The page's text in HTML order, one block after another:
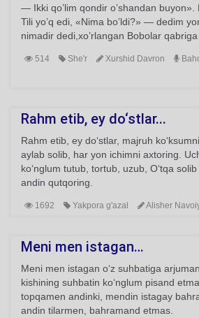
— Ikki qo’lim qondir o’shandan buyon».
Tili yo’q edi, «Nima bo’ldi?» — dedim
nimadir dedi,xo’rlangan Bobolar
514 She'r Xurshid Davron
Rahm etib, ey do‘stlar...
Rahm etib, ey do‘stlar, majruh
aylab solib, har yon ichimni axtoring.
ko‘nglum tutub, tortub, uzub, O‘tqa
andin qutqoring.
1692 Yakpora g'azal Alisher
Meni men istagan…
Meni men istagan o‘z suhbatiga
kishining suhbatin ko‘nglum pisand
topqamen andinki, mendin istagay
andin tilarmen, bahramand etmas.